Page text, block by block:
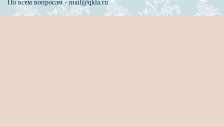
По всем вопросам - mail@qkla.ru